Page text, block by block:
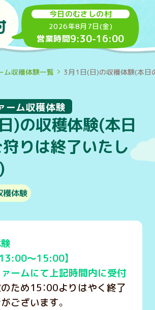
今日のむさしの村
2026年8月7日(金)
営業時間9:30-16:00
ム収穫体験一覧 3月1日(日)の収穫体験(本日
)の収穫体験(本日
りは終了いたし
ーム収穫体験
穫体験
～15:00】
ームにて上記時間内に受付
ため15：00よりはやく終了
ございます。